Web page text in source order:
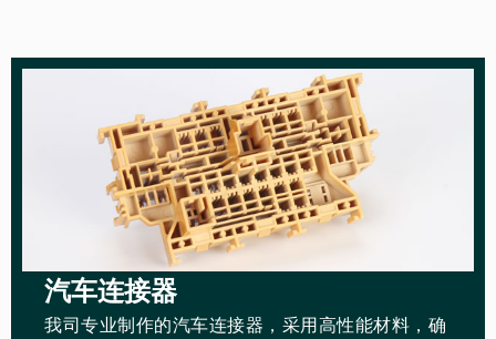
汽车连接器
我司专业制作的汽车连接器，采用高性能材料，确